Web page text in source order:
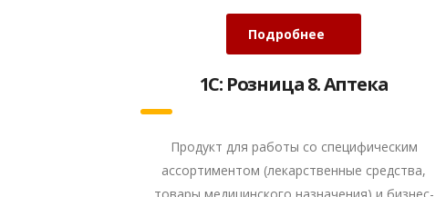
Подробнее
1С: Розница 8. Аптека
Продукт для работы со специфическим
ассортиментом (лекарственные средства,